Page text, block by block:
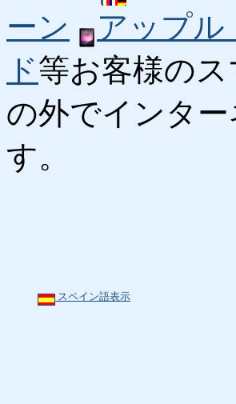
ーン
アップル
ド等お客様の
の外でインタ
す。
スペイン語表示